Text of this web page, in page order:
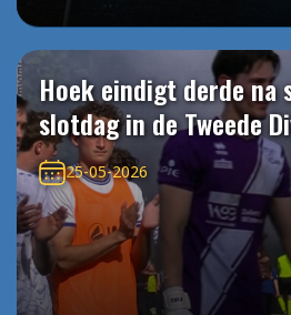
Hoek eindigt derde na
slotdag in de Tweede
25-05-2026